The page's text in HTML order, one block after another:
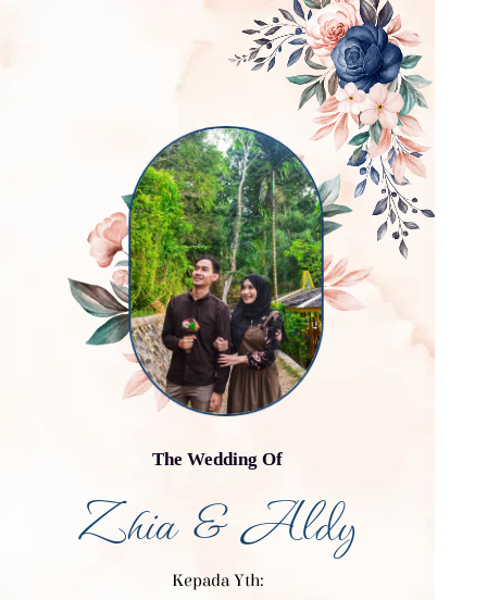
The Wedding Of
Zhia & Aldy
Kepada Yth: